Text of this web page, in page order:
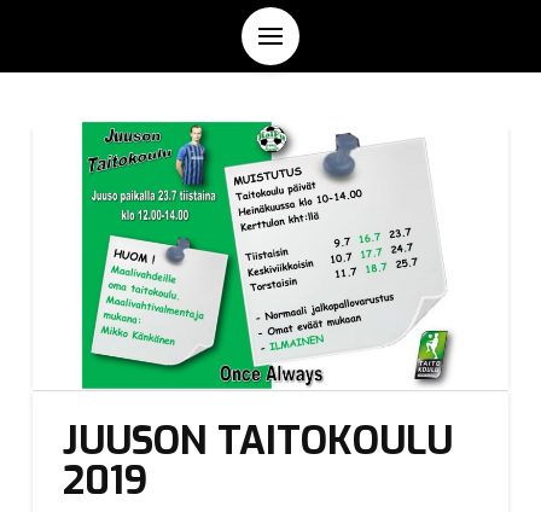
JUUSON TAITOKOULU
2019